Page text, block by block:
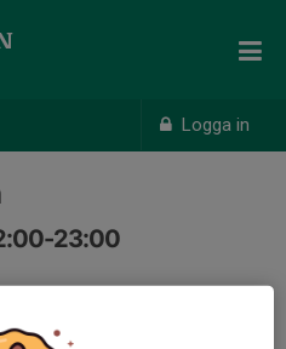
Logga in
23:00